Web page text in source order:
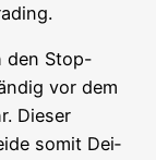
den Stop-
vor dem
Die­ser
somit Dei­